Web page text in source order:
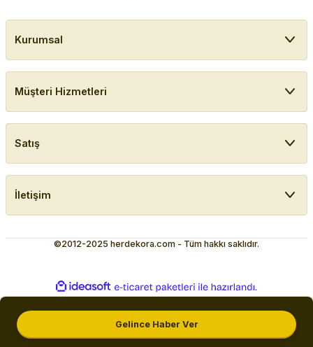
Gelince Haber Ver
Kurumsal
Müşteri Hizmetleri
Satış
İletişim
©2012-2025 herdekora.com - Tüm hakkı saklıdır.
ideasoft
e-
ticaret
hazırlandı.